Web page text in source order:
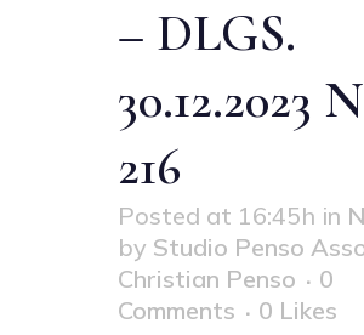
– DLGS.
30.12.2023
216
Posted at 16:45h in
by Studio Penso
Christian Penso
0
Comments
0 Likes